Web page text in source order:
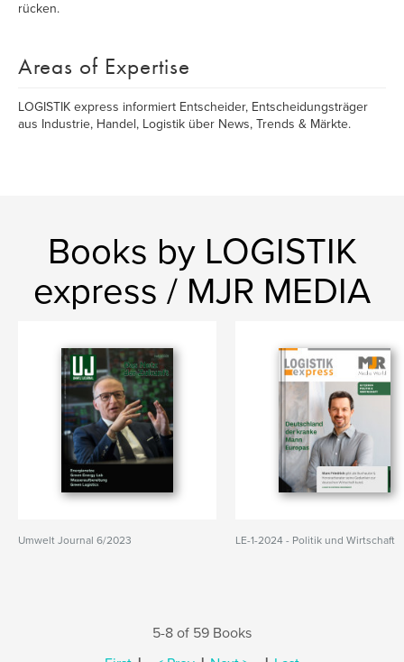
rücken.
Areas of Expertise
LOGISTIK express informiert Entscheider, Entscheidungsträger
aus Industrie, Handel, Logistik über News, Trends & Märkte.
Books by LOGISTIK
express / MJR MEDIA
Umwelt Journal 6/2023 LE-1-2024 - Politik und Wirtschaft
5-8 of 59 Books